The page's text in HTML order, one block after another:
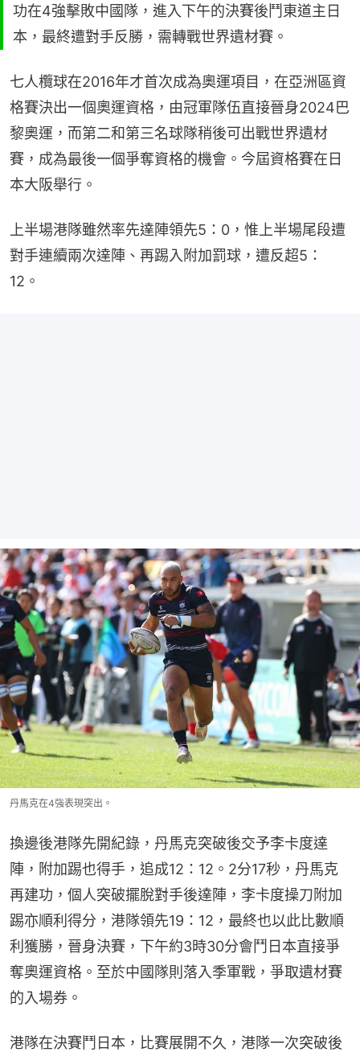
功在4強擊敗中國隊，進入下午的決賽後鬥東道主日
本，最終遭對手反勝，需轉戰世界遺材賽。
七人欖球在2016年才首次成為奧運項目，在亞洲區資
格賽決出一個奧運資格，由冠軍隊伍直接晉身2024巴
黎奧運，而第二和第三名球隊稍後可出戰世界遺材
賽，成為最後一個爭奪資格的機會。今屆資格賽在日
本大阪舉行。
上半場港隊雖然率先達陣領先5：0，惟上半場尾段遭
對手連續兩次達陣、再踢入附加罰球，遭反超5：
12。
丹馬克在4強表現突出。
換邊後港隊先開紀錄，丹馬克突破後交予李卡度達
陣，附加踢也得手，追成12：12。2分17秒，丹馬克
再建功，個人突破擺脫對手後達陣，李卡度操刀附加
踢亦順利得分，港隊領先19：12，最終也以此比數順
利獲勝，晉身決賽，下午約3時30分會鬥日本直接爭
奪奧運資格。至於中國隊則落入季軍戰，爭取遺材賽
的入場券。
港隊在決賽鬥日本，比賽展開不久，港隊一次突破後